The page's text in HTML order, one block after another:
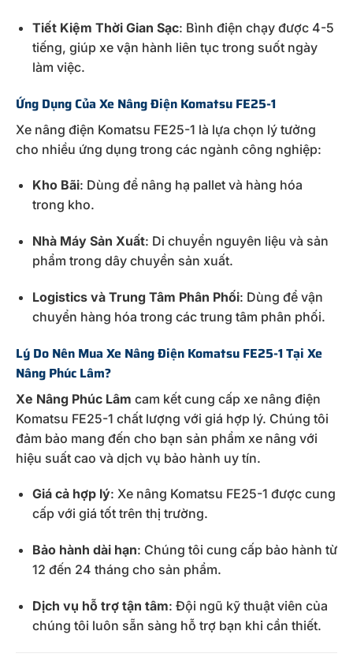
Tiết Kiệm Thời Gian Sạc: Bình điện chạy được 4-5
tiếng, giúp xe vận hành liên tục trong suốt ngày
làm việc.
Ứng Dụng Của Xe Nâng Điện Komatsu FE25-1
Xe nâng điện Komatsu FE25-1 là lựa chọn lý tưởng
cho nhiều ứng dụng trong các ngành công nghiệp:
Kho Bãi: Dùng để nâng hạ pallet và hàng hóa
trong kho.
Nhà Máy Sản Xuất: Di chuyển nguyên liệu và sản
phẩm trong dây chuyền sản xuất.
Logistics và Trung Tâm Phân Phối: Dùng để vận
chuyển hàng hóa trong các trung tâm phân phối.
Lý Do Nên Mua Xe Nâng Điện Komatsu FE25-1 Tại Xe
Nâng Phúc Lâm?
Xe Nâng Phúc Lâm cam kết cung cấp xe nâng điện
Komatsu FE25-1 chất lượng với giá hợp lý. Chúng tôi
đảm bảo mang đến cho bạn sản phẩm xe nâng với
hiệu suất cao và dịch vụ bảo hành uy tín.
Giá cả hợp lý: Xe nâng Komatsu FE25-1 được cung
cấp với giá tốt trên thị trường.
Bảo hành dài hạn: Chúng tôi cung cấp bảo hành từ
12 đến 24 tháng cho sản phẩm.
Dịch vụ hỗ trợ tận tâm: Đội ngũ kỹ thuật viên của
chúng tôi luôn sẵn sàng hỗ trợ bạn khi cần thiết.